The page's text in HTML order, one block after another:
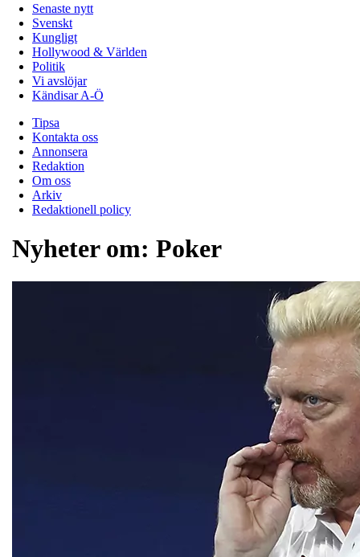
Senaste nytt
Svenskt
Kungligt
Hollywood & Världen
Politik
Vi avslöjar
Kändisar A-Ö
Tipsa
Kontakta oss
Annonsera
Redaktion
Om oss
Arkiv
Redaktionell policy
Nyheter om: Poker